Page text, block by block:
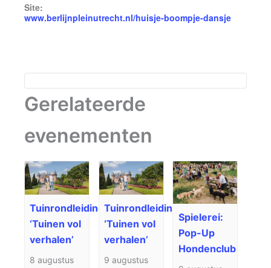
Site:
www.berlijnpleinutrecht.nl/huisje-boompje-dansje
Gerelateerde
evenementen
Tuinrondleiding
‘Tuinen vol
verhalen’
8 augustus
Tuinrondleiding
‘Tuinen vol
verhalen’
9 augustus
Spielerei:
Pop-Up
Hondenclub